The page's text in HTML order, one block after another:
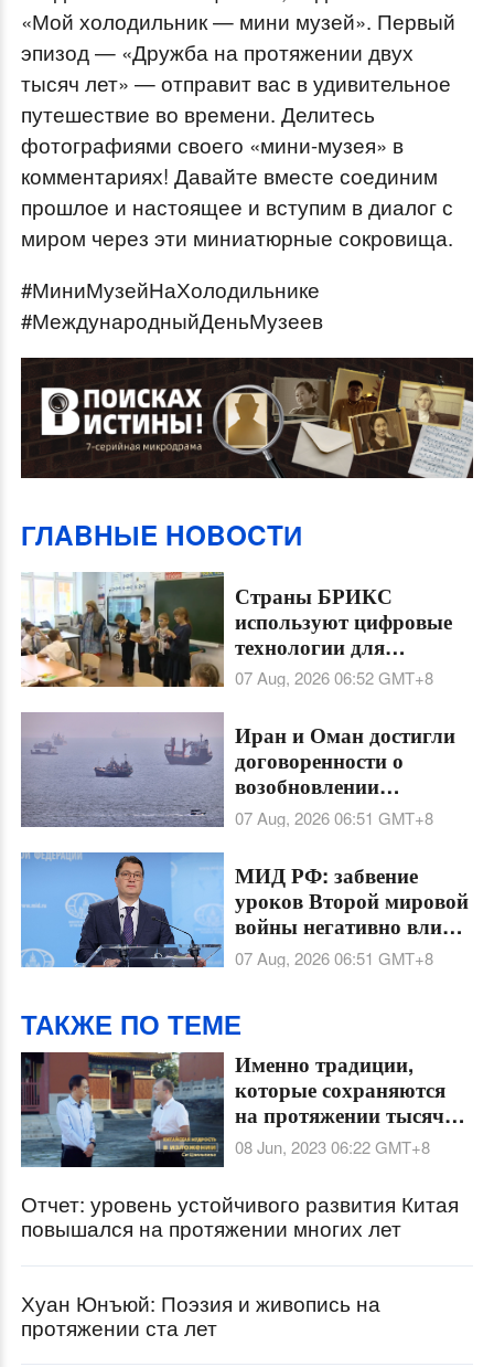
«Мой холодильник — мини музей». Первый
эпизод — «Дружба на протяжении двух
тысяч лет» — отправит вас в удивительное
путешествие во времени. Делитесь
фотографиями своего «мини-музея» в
комментариях! Давайте вместе соединим
прошлое и настоящее и вступим в диалог с
миром через эти миниатюрные сокровища.
#МиниМузейНаХолодильнике
#МеждународныйДеньМузеев
ГЛABHЫE HOBOCTИ
Страны БРИКС
используют цифровые
технологии для
сохранения языков
разных народностей
07 Aug, 2026 06:52GMT+8
Иран и Оман достигли
договоренности о
возобновлении
судоходства через
Ормузский пролив на
60 дней
07 Aug, 2026 06:51 GMT+8
МИД РФ: забвение
уроков Второй мировой
войны негативно влияет
на глобальную и
региональную
07 Aug, 2026 06:51 GMT+8
ТАКЖЕ ПО ТЕМЕ
Именно традиции,
которые сохраняются
на протяжении тысяч
лет, сформировали
нацию.
08 Jun, 2023 06:22GMT+8
Отчет: уровень устойчивого развития Китая
повышался на протяжении многих лет
Хуан Юнъюй: Поэзия и живопись на
протяжении ста лет